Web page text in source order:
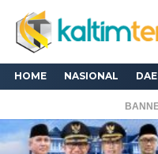
HOME NASIONAL